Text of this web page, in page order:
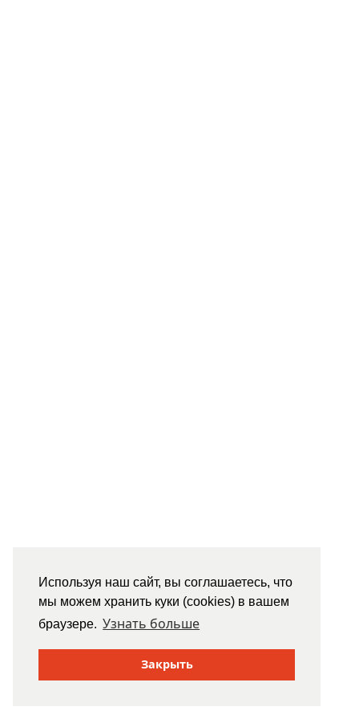
Используя наш сайт, вы соглашаетесь, что
мы можем хранить куки (cookies) в вашем
браузере. Узнать больше
Закрыть